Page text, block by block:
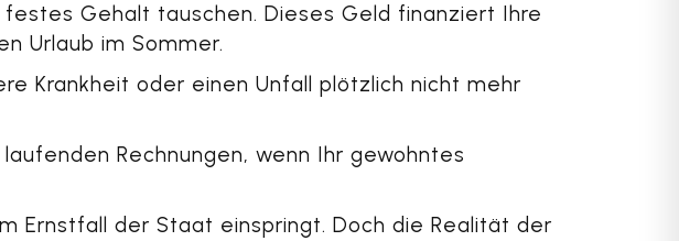
Gehalt tauschen. Dieses Geld finanziert Ihre
Urlaub im Sommer.
Krankheit oder einen Unfall plötzlich nicht mehr
Rechnungen, wenn Ihr gewohntes
Ernstfall der Staat einspringt. Doch die Realität der